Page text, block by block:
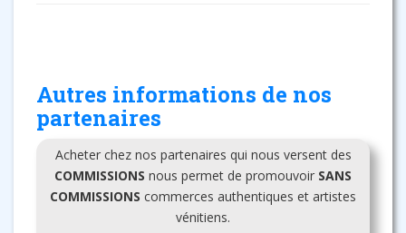
Autres informations de nos
partenaires
Acheter chez nos partenaires qui nous versent des
COMMISSIONS nous permet de promouvoir SANS
COMMISSIONS commerces authentiques et artistes
vénitiens.